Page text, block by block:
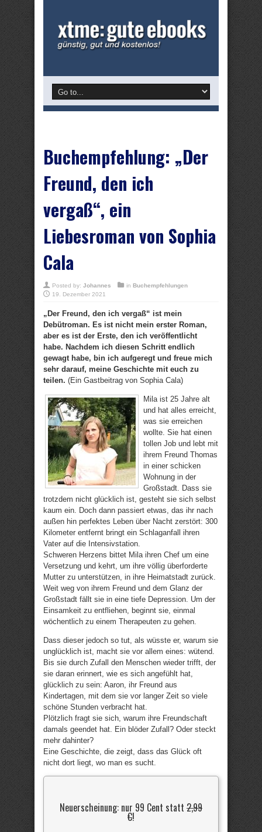
Buchempfehlung: „Der
Freund, den ich
vergaß“, ein
Liebesroman von Sophia
Cala
Posted by: Johannes in Buchempfehlungen
19. Dezember 2021
„Der Freund, den ich vergaß“ ist mein
Debütroman. Es ist nicht mein erster Roman,
aber es ist der Erste, den ich veröffentlicht
habe. Nachdem ich diesen Schritt endlich
gewagt habe, bin ich aufgeregt und freue mich
sehr darauf, meine Geschichte mit euch zu
teilen. (Ein Gastbeitrag von Sophia Cala)
Mila ist 25 Jahre alt
und hat alles erreicht,
was sie erreichen
wollte. Sie hat einen
tollen Job und lebt mit
ihrem Freund Thomas
in einer schicken
Wohnung in der
Großstadt. Dass sie
trotzdem nicht glücklich ist, gesteht sie sich selbst
kaum ein. Doch dann passiert etwas, das ihr nach
außen hin perfektes Leben über Nacht zerstört: 300
Kilometer entfernt bringt ein Schlaganfall ihren
Vater auf die Intensivstation.
Schweren Herzens bittet Mila ihren Chef um eine
Versetzung und kehrt, um ihre völlig überforderte
Mutter zu unterstützen, in ihre Heimatstadt zurück.
Weit weg von ihrem Freund und dem Glanz der
Großstadt fällt sie in eine tiefe Depression. Um der
Einsamkeit zu entfliehen, beginnt sie, einmal
wöchentlich zu einem Therapeuten zu gehen.
Dass dieser jedoch so tut, als wüsste er, warum sie
unglücklich ist, macht sie vor allem eines: wütend.
Bis sie durch Zufall den Menschen wieder trifft, der
sie daran erinnert, wie es sich angefühlt hat,
glücklich zu sein: Aaron, ihr Freund aus
Kindertagen, mit dem sie vor langer Zeit so viele
schöne Stunden verbracht hat.
Plötzlich fragt sie sich, warum ihre Freundschaft
damals geendet hat. Ein blöder Zufall? Oder steckt
mehr dahinter?
Eine Geschichte, die zeigt, dass das Glück oft
nicht dort liegt, wo man es sucht.
Neuerscheinung: nur 99 Cent statt 2,99
€!